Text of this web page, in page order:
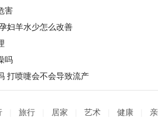
害
妇羊水少怎么改善
吗
打喷嚏会不会导致流产
旅行 居家 艺术 健康